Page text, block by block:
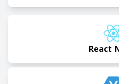
React